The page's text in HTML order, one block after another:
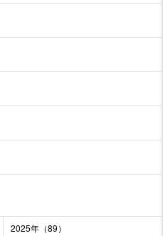
2025年（89）